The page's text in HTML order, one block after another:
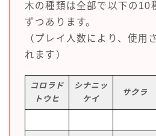
木の種類は全部で以下の10
ずつあります。
（プレイ人数により、使用
れます）
コロラド
トウヒ
シナニッ
ケイ
サクラ